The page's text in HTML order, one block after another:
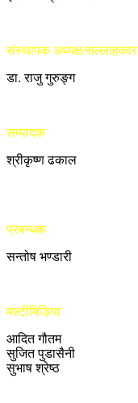
संस्थापक अध्यक्ष/सल्लाहकार
डा. राजु गुरुङ्ग
सम्पादक
श्रीकृष्ण ढकाल
प्रबन्धक
सन्तोष भण्डारी
मल्टीमिडिया
आदित गौतम
सुजित पुडासैनी
सुभाष श्रेष्ठ